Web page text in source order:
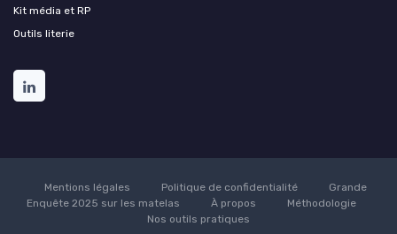
Kit média et RP
Outils literie
Mentions légales Politique de confidentialité
Grande
Enquête 2025 sur les matelas
À propos
Méthodologie
Nos outils pratiques